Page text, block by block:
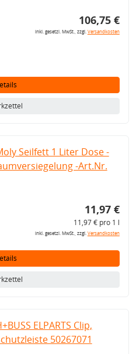
106,75 €
inkl. gesetzl. MwSt., zzgl.Versandkosten
Seilfett 1 Liter Dose -
-Art.Nr.
11,97 €
11,97 € pro 1 l
inkl. gesetzl. MwSt., zzgl.Versandkosten
ELPARTS Clip,
50267071